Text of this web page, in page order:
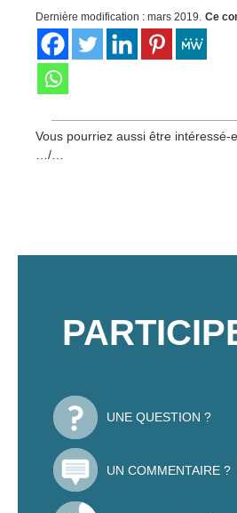
Dernière modification : mars 2019. Ce
Vous pourriez aussi être intéressé-
…/…
UNE QUESTION ?
UN COMMENTAIRE ?